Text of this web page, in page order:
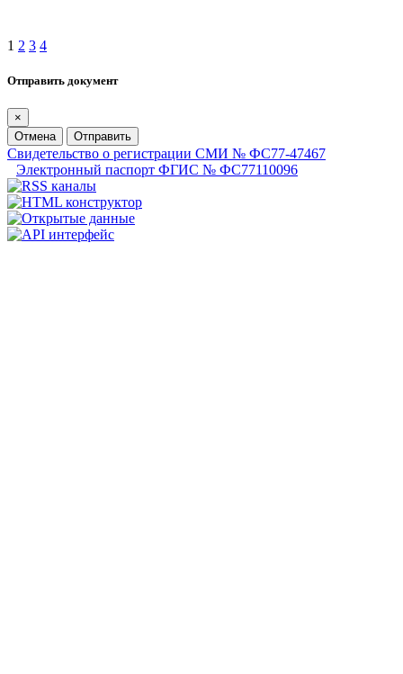
1 2 3 4
Отправить документ
×
Отмена
Отправить
Свидетельство о регистрации СМИ № ФС77-47467
Электронный паспорт ФГИС № ФС77110096